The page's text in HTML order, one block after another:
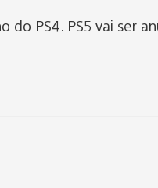
PS4. PS5 vai ser